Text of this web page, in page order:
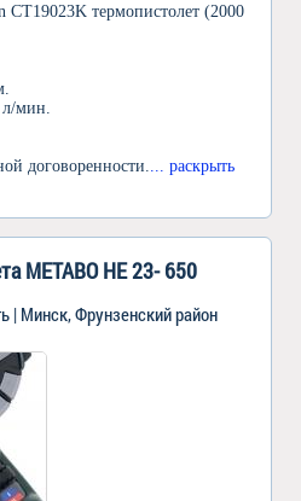
термопистолет (2000
мин.
договоренности.
... раскрыть
METABO HE 23- 650
| Минск, Фрунзенский район